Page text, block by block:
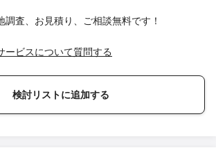
査、お見積り、ご相談無料です！
ービスについて質問する
検討リストに追加する